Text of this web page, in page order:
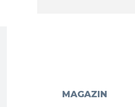
MAGAZIN